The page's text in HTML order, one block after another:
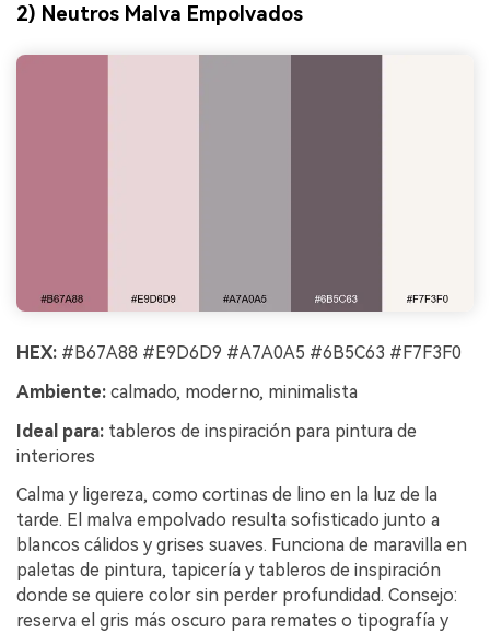
2) Neutros Malva Empolvados
HEX: #B67A88 #E9D6D9 #A7A0A5 #6B5C63 #F7F3F0
Ambiente: calmado, moderno, minimalista
Ideal para: tableros de inspiración para pintura de
interiores
Calma y ligereza, como cortinas de lino en la luz de la
tarde. El malva empolvado resulta sofisticado junto a
blancos cálidos y grises suaves. Funciona de maravilla en
paletas de pintura, tapicería y tableros de inspiración
donde se quiere color sin perder profundidad. Consejo:
reserva el gris más oscuro para remates o tipografía y